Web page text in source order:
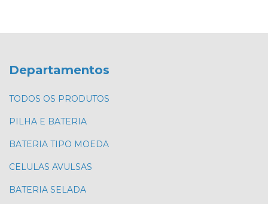
Departamentos
TODOS OS PRODUTOS
PILHA E BATERIA
BATERIA TIPO MOEDA
CELULAS AVULSAS
BATERIA SELADA